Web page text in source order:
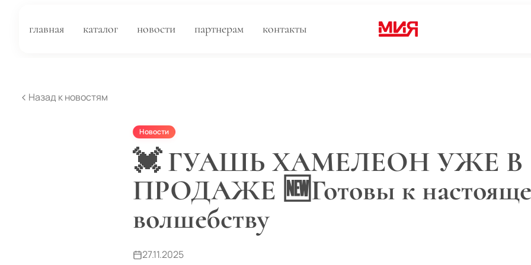
главная каталог новости партнерам контакты
Назад к новостям
Новости
💓 ГУАШЬ ХАМЕЛЕОН УЖЕ В
ПРОДАЖЕ 🆕Готовы к
волшебству
27.11.2025